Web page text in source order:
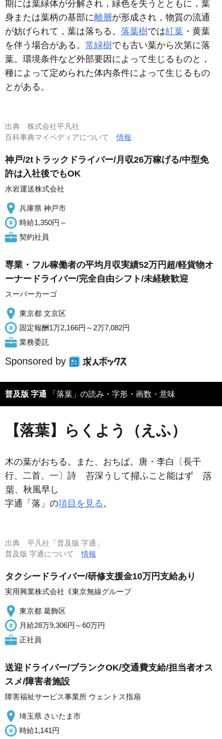
期には葉緑体が分解され，緑色を失うとともに，葉
身または葉柄の基部に離層が形成され，物質の流通
が妨げられて，葉は落ちる。 落葉樹では紅葉 ・黄葉
を伴う場合がある。 常緑樹でも古い葉から次第に落
葉。環境条件など外部要因によって生じるものと，
種によって定められた体内条件によって生じるもの
とがある。
出典 株式会社平凡社
百科事典マイペディアについて情報
神戸/2tトラックドライバー/月収26万稼げる/中型免
許は入社後でもOK
水岩運送株式会社
兵庫県 神戸市
時給1,350円～
契約社員
専業・フル稼働者の平均月収実績52万円超/軽貨物オ
ーナードライバー/完全自由シフト/未経験歓迎
スーパーカーゴ
東京都 文京区
固定報酬1万2,166円～2万7,082円
業務委託
Sponsored by
普及版 字通 「落葉」の読み・字形・画数・意味
【落葉】らくよう（えふ）
木の葉がおちる。また、おちば。唐・李白〔長干
行、二首、一〕詩
深うして
ふこと能はず
、秋風早し
字通「落」の項目を見る。
出典 平凡社「普及版 字通」
普及版 字通について情報
タクシードライバー/研修支援金10万円支給あり
実用興業株式会社｟東京無線グループ
東京都 葛飾区
月給28万9,306円～60万円
正社員
送迎ドライバー/ブランクOK/交通費支給/担当者オス
スメ/障害者施設
障害福祉サービス事業所 ウェントス指扇
埼玉県 さいたま市
時給1,141円